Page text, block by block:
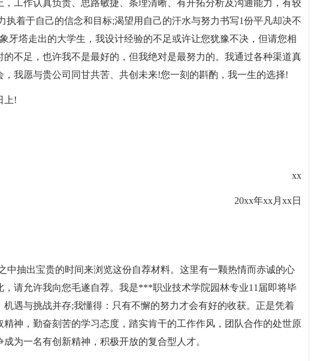
工作认真负责、思路敏捷、条理清晰、有开拓分析及沟通能力，有较
执着于自己的信念和目标;渴望用自己的汗水与努力书写1份平凡却决不
牙塔走出的大学生，我设计经验的不足或许让您犹豫不决，但请您相
不足，也许我不是最好的，但我绝对是最努力的。我通过各种渠道真
我愿与贵公司同甘共苦、共创未来!您一刻的斟酌，我一生的选择!
上!
xx
20xx年xx月xx日
中抽出宝贵的时间来浏览这份自荐材料。这里有一颗热情而赤诚的心
，请允许我向您毛遂自荐。我是***职业技术学院园林专业11届即将毕
遇与挑战并存;我懂得：只有不懈的努力才会有好的收获。正是凭着
神，勤奋刻苦的学习态度，踏实肯干的工作作风，团队合作的处世原
为一名有创新精神，积极开放的复合型人才。